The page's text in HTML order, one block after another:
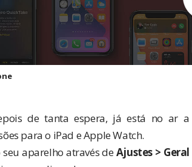
de tanta espera, já está no ar
para o iPad eApple Watch.
aparelho através de Ajustes >